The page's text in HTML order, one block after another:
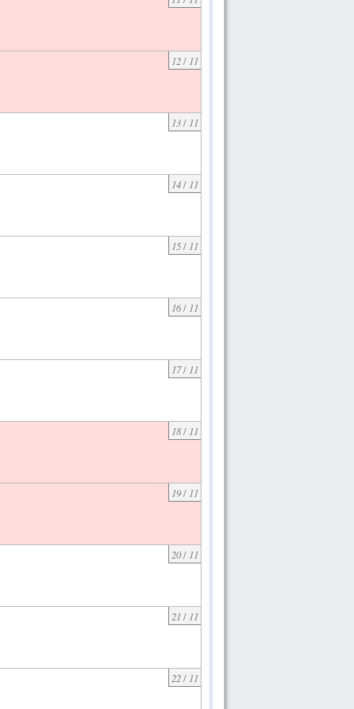
11
/
12
11
/
13
11
/
14
11
/
15
11
/
16
11
/
17
11
/
18
11
/
19
11
/
20
11
/
21
11
/
22